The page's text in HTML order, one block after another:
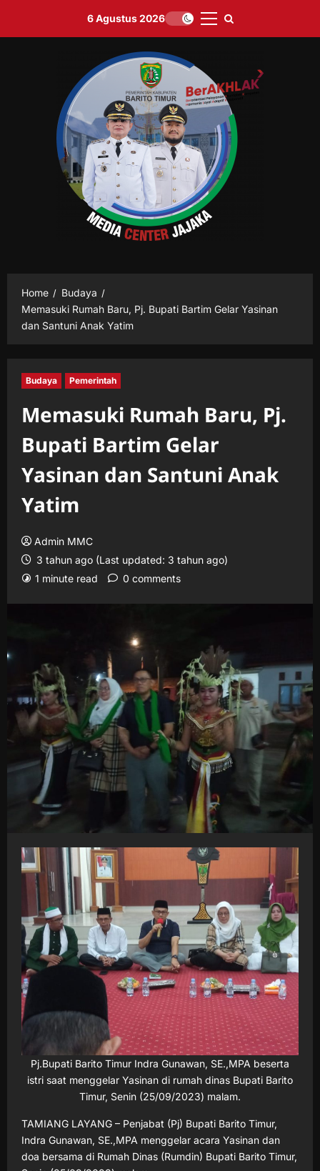
content
6 Agustus 2026
Primary
Home
Budaya
Memasuki Rumah Baru, Pj. Bupati Bartim Gelar Yasinan
dan Santuni Anak Yatim
Budaya Pemerintah
Memasuki Rumah Baru, Pj.
Bupati Bartim Gelar
Yasinan dan Santuni Anak
Yatim
Admin MMC
3 tahun ago (Last updated: 3 tahun ago)
1 minute read
0 comments
Pj.Bupati Barito Timur Indra Gunawan, SE.,MPA beserta
istri saat menggelar Yasinan di rumah dinas Bupati Barito
Timur, Senin (25/09/2023) malam.
TAMIANG LAYANG – Penjabat (Pj) Bupati Barito Timur,
Indra Gunawan, SE.,MPA menggelar acara Yasinan dan
doa bersama di Rumah Dinas (Rumdin) Bupati Barito Timur,